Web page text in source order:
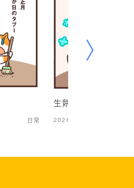
日常
生餅は美味しい
2026.01.07